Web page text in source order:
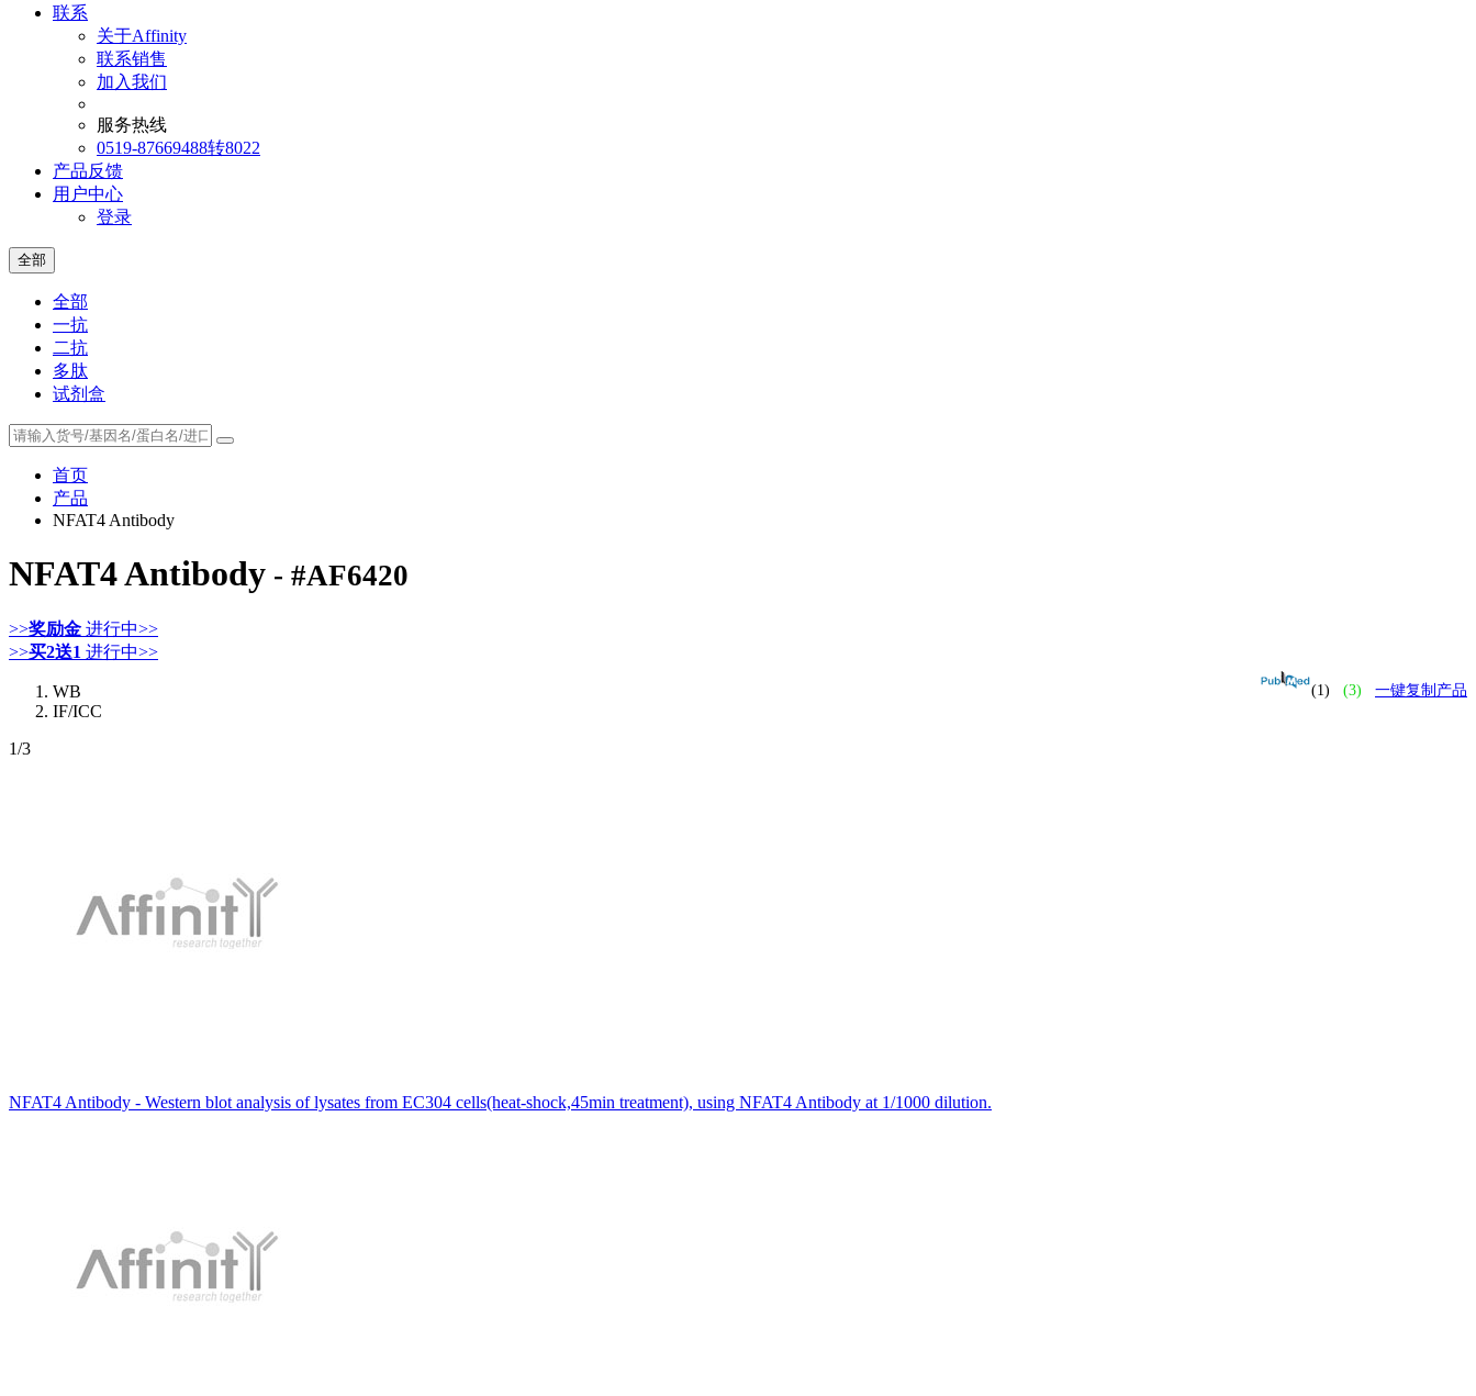
联系
关于Affinity
联系销售
加入我们
服务热线
0519-87669488转8022
产品反馈
用户中心
登录
全部
全部
一抗
二抗
多肽
试剂盒
首页
产品
NFAT4 Antibody
NFAT4 Antibody - #AF6420
>>奖励金 进行中>>
>>买2送1 进行中>>
(1) (3) 一键复制产品
WB
IF/ICC
1/3
NFAT4 Antibody - Western blot analysis of lysates from EC304 cells(heat-shock,45min treatment), using NFAT4 Antibody at 1/1000 dilution.